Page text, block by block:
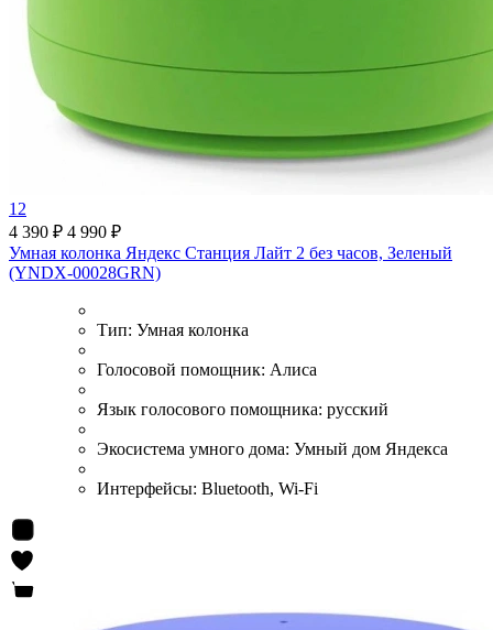
12
4 390 ₽ 4 990 ₽
Умная колонка Яндекс Станция Лайт 2 без часов, Зеленый
(YNDX-00028GRN)
Тип: Умная колонка
Голосовой помощник: Алиса
Язык голосового помощника: русский
Экосистема умного дома: Умный дом Яндекса
Интерфейсы: Bluetooth, Wi-Fi